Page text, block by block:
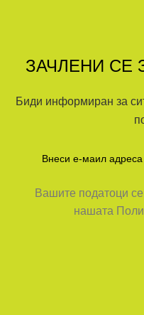
ЗАЧЛЕНИ СЕ
Биди информиран за
Вашите податоци се
нашата